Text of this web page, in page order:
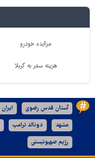
مزایده خودرو
هزینه سفر به کربلا
آستان قدس رضوی ایران
مشهد دونالد ترامپ
رژیم صهیونیستی